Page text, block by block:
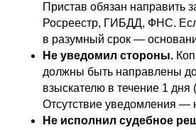
Пристав обязан направить
Росреестр, ГИБДД, ФНС.
в разумный срок —
Не уведомил стороны.
должны быть направлены
взыскателю в течение 1
Отсутствие уведомления —
Не исполнил судебное